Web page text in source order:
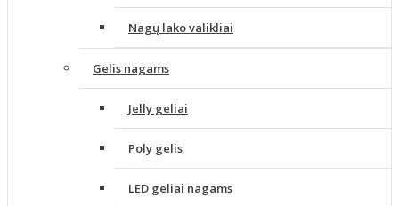
Nagų lako valikliai
Gelis nagams
Jelly geliai
Poly gelis
LED geliai nagams